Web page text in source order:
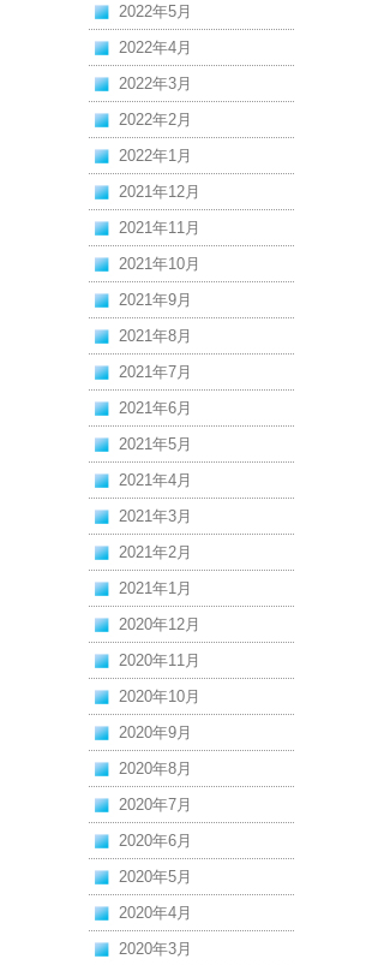
2022年5月
2022年4月
2022年3月
2022年2月
2022年1月
2021年12月
2021年11月
2021年10月
2021年9月
2021年8月
2021年7月
2021年6月
2021年5月
2021年4月
2021年3月
2021年2月
2021年1月
2020年12月
2020年11月
2020年10月
2020年9月
2020年8月
2020年7月
2020年6月
2020年5月
2020年4月
2020年3月